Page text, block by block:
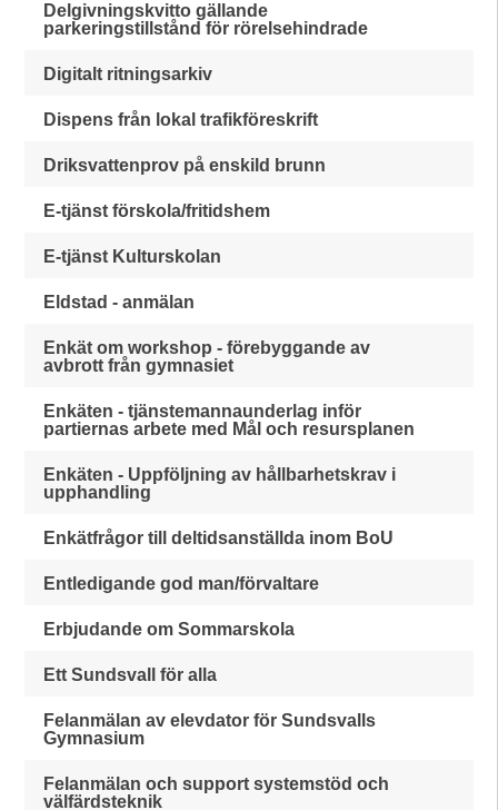
Delgivningskvitto gällande
parkeringstillstånd för rörelsehindrade
Digitalt ritningsarkiv
Dispens från lokal trafikföreskrift
Driksvattenprov på enskild brunn
E-tjänst förskola/fritidshem
E-tjänst Kulturskolan
Eldstad - anmälan
Enkät om workshop - förebyggande av
avbrott från gymnasiet
Enkäten - tjänstemannaunderlag inför
partiernas arbete med Mål och resursplanen
Enkäten - Uppföljning av hållbarhetskrav i
upphandling
Enkätfrågor till deltidsanställda inom BoU
Entledigande god man/förvaltare
Erbjudande om Sommarskola
Ett Sundsvall för alla
Felanmälan av elevdator för Sundsvalls
Gymnasium
Felanmälan och support systemstöd och
välfärdsteknik